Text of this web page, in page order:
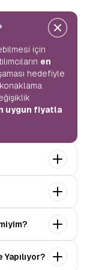
için
en
hedefiyle
uygun fiyatla
tüm geziler
,konforlu
en keyifli
Rüyası’yla
farkı